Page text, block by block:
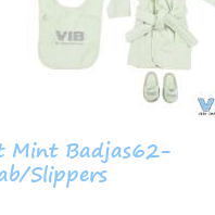
Mint Badjas62-
Slippers